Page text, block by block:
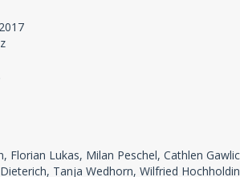
Lukas, Milan Peschel, Cathlen
Tanja Wedhorn, Wilfried